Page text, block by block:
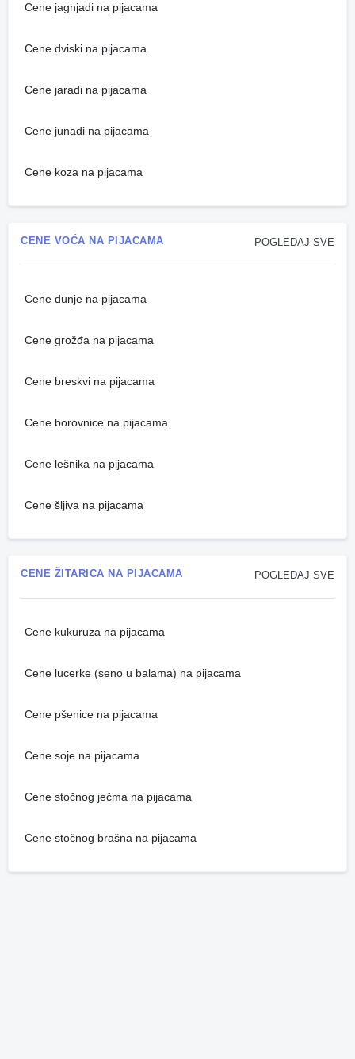
Cene jagnjadi na pijacama
Cene dviski na pijacama
Cene jaradi na pijacama
Cene junadi na pijacama
Cene koza na pijacama
POGLEDAJ SVE
CENE VOĆA NA PIJACAMA
Cene dunje na pijacama
Cene grožđa na pijacama
Cene breskvi na pijacama
Cene borovnice na pijacama
Cene lešnika na pijacama
Cene šljiva na pijacama
POGLEDAJ SVE
CENE ŽITARICA NA PIJACAMA
Cene kukuruza na pijacama
Cene lucerke (seno u balama) na pijacama
Cene pšenice na pijacama
Cene soje na pijacama
Cene stočnog ječma na pijacama
Cene stočnog brašna na pijacama